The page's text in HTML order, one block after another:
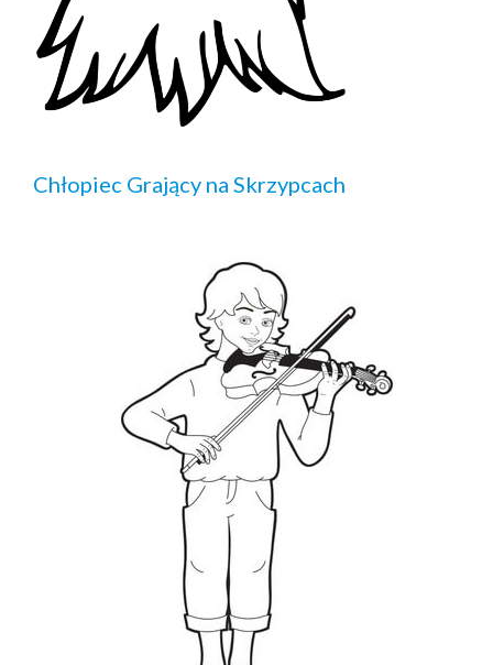
Chłopiec Grający na Skrzypcach